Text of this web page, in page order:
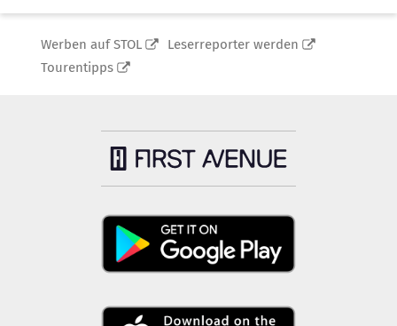
Werben auf STOL
Leserreporter werden
Tourentipps